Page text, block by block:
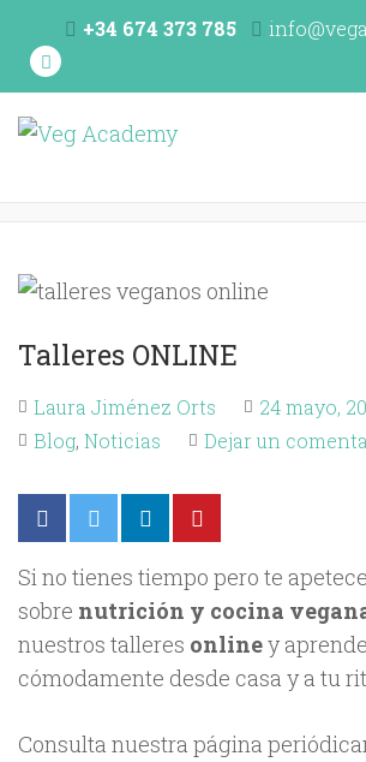
+34 674 373 785
programa de formación de la Unión
Talleres ONLINE
Laura Jiménez Orts
24 mayo,
Blog, Noticias Dejar un
Si no tienes tiempo pero te
sobre nutrición y cocina
nuestros talleres onliney aprende
cómodamente desde casa y a tu
Consulta nuestra página